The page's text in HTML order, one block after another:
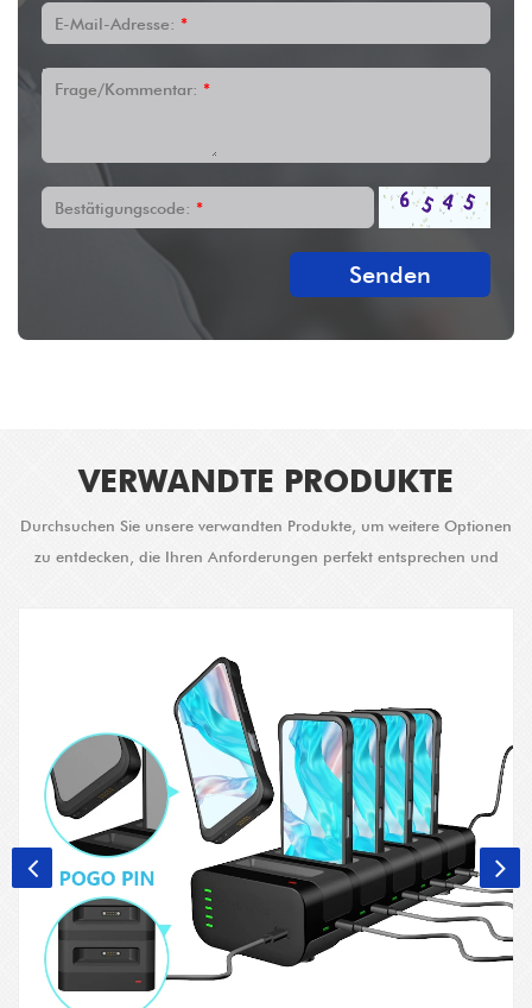
E-Mail-Adresse: *
Frage/Kommentar: *
Bestätigungscode: *
Senden
VERWANDTE PRODUKTE
Durchsuchen Sie unsere verwandten Produkte, um weitere Optionen
zu entdecken, die Ihren Anforderungen perfekt entsprechen und